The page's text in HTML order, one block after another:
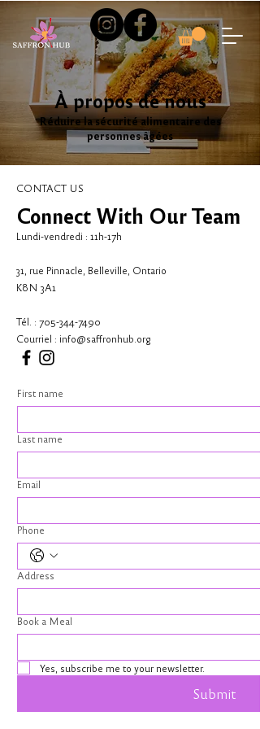
À propos de nous
Réduire la sécurité alimentaire des
personnes âgées
CONTACT US
Connect With Our Team
Lundi-vendredi : 11h-17h
31, rue Pinnacle, Belleville, Ontario
K8N 3A1
Tél. : 705-344-7490
Courriel : info@saffronhub.org
First name
Last name
Email
Phone
Address
Book a Meal
Yes, subscribe me to your newsletter.
Submit